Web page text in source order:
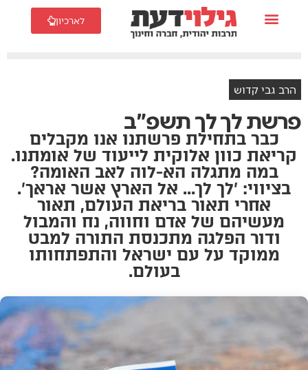
לארכיון
הרב גבי קדוש
פרשת לך לך תשפ"ב
כבר בתחילת פרשתנו אנו מקבלים
קריאת כוון אלוקית לייעוד של אומתנו.
במה מתגלה הא-לוה לאב האומה?
בציווי: 'לך לך... אל הארץ אשר אראך'.
אחרי תאור בריאת העולם, תאור
מעשיהם של אדם וחווה, נח והמבול
ודור הפלגה מתכנסת התורה למבט
ממוקד על עם ישראל והתפתחותו
בעולם.